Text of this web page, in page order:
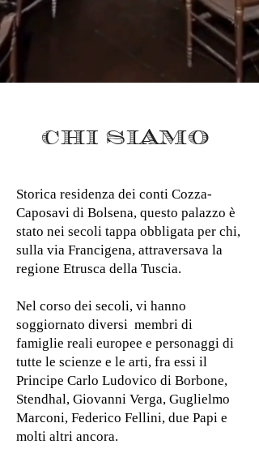
CHI SIAMO
Storica residenza dei conti Cozza-
Caposavi di Bolsena, questo palazzo è
stato nei secoli tappa obbligata per chi,
sulla via Francigena, attraversava la
regione Etrusca della Tuscia.
Nel corso dei secoli, vi hanno
soggiornato diversi membri di
famiglie reali europee e personaggi di
tutte le scienze e le arti, fra essi il
Principe Carlo Ludovico di Borbone,
Stendhal, Giovanni Verga, Guglielmo
Marconi, Federico Fellini, due Papi e
molti altri ancora.